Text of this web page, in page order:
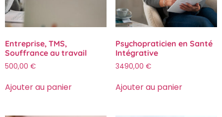
Entreprise, TMS,
Souffrance au travail
500,00 €
Ajouter au panier
Psychopraticien en Santé
Intégrative
3490,00 €
Ajouter au panier